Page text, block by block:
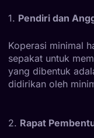
1. Pendiri dan
Koperasi minimal
sepakat untuk
yang dibentuk
didirikan oleh
2. Rapat